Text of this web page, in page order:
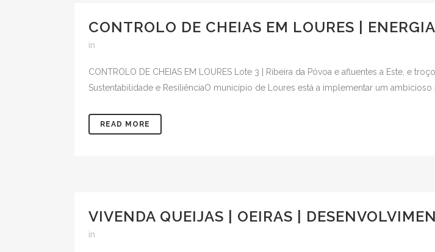
CONTROLO DE CHEIAS EM LOURES |
in
CONTROLO DE CHEIAS EM LOURES Lote 3 | Ribeira da Póvoa e afluentes a Este, e
Sustentabilidade e ResiliênciaO município de Loures está a implementar um
READ MORE
VIVENDA QUEIJAS | OEIRAS |
in